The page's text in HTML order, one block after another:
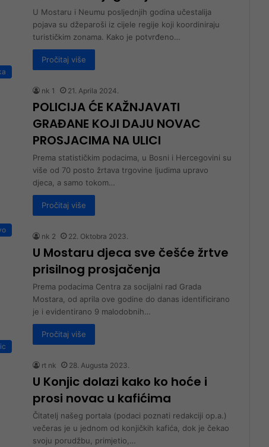
U Mostaru i Neumu posljednjih godina učestalija
pojava su džeparoši iz cijele regije koji koordiniraju
turističkim zonama. Kako je potvrđeno…
Pročitaj više
nk 1 21. Aprila 2024.
POLICIJA ĆE KAŽNJAVATI
GRAĐANE KOJI DAJU NOVAC
PROSJACIMA NA ULICI
Prema statističkim podacima, u Bosni i Hercegovini su
više od 70 posto žrtava trgovine ljudima upravo
djeca, a samo tokom…
Pročitaj više
nk 2 22. Oktobra 2023.
U Mostaru djeca sve češće žrtve
prisilnog prosjačenja
Prema podacima Centra za socijalni rad Grada
Mostara, od aprila ove godine do danas identificirano
je i evidentirano 9 malodobnih…
Pročitaj više
rt nk 28. Augusta 2023.
U Konjic dolazi kako ko hoće i
prosi novac u kafićima
Čitatelj našeg portala (podaci poznati redakciji op.a.)
večeras je u jednom od konjičkih kafića, dok je čekao
svoju porudžbu, primjetio,…